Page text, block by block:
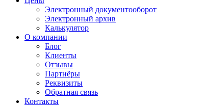
Электронный документооборот
Электронный архив
Калькулятор
О компании
Блог
Клиенты
Отзывы
Партнёры
Реквизиты
Обратная связь
Контакты